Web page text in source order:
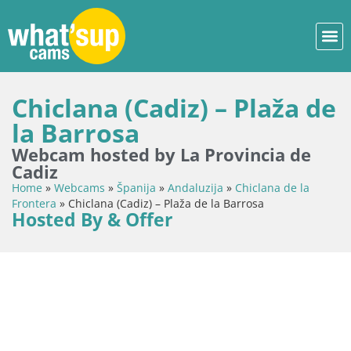
Chiclana (Cadiz) – Plaža de
la Barrosa
Webcam hosted by La Provincia de
Cadiz
Home » Webcams » Španija » Andaluzija » Chiclana de la
Frontera » Chiclana (Cadiz) – Plaža de la Barrosa
Hosted By & Offer